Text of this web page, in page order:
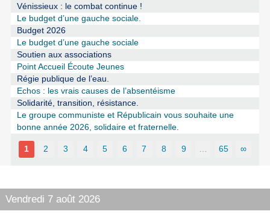
Vénissieux : le combat continue !
Le budget d’une gauche sociale.
Budget 2026
Le budget d’une gauche sociale
Soutien aux associations
Point Accueil Écoute Jeunes
Régie publique de l’eau.
Echos : les vrais causes de l’absentéisme
Solidarité, transition, résistance.
Le groupe communiste et Républicain vous souhaite une
bonne année 2026, solidaire et fraternelle.
1 2 3 4 5 6 7 8 9 … 65 ∞
Vendredi 7 août 2026